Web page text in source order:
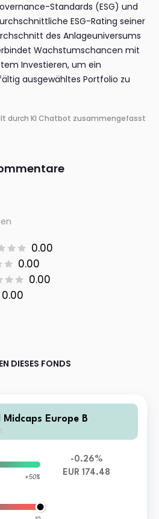
Standards (ESG) und
ESG-Rating seiner
des Anlageuniversums
Wachstumschancen mit
Investieren, um ein
ausgewähltes Portfolio zu
durch KI Chatbot zusammengefasst
0.00
0.00
0.00
0.00
DIESES FONDS
Midcaps Europe B
+50%
-0.26%
EUR 174.48